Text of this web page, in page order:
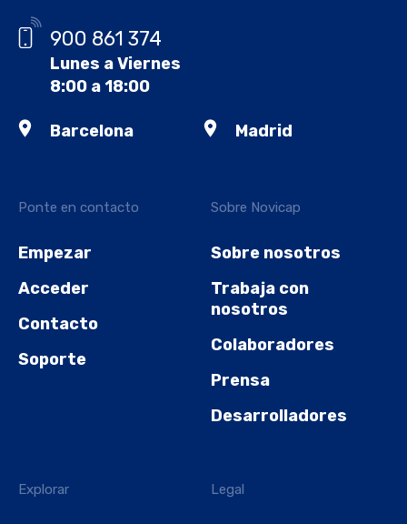
Ponte en contacto
Empezar
Acceder
Contacto
Soporte
Sobre Novicap
Sobre nosotros
Trabaja con
nosotros
Colaboradores
Prensa
Desarrolladores
Explorar Legal
900 861 374
Lunes a Viernes
8:00 a 18:00
Barcelona Madrid